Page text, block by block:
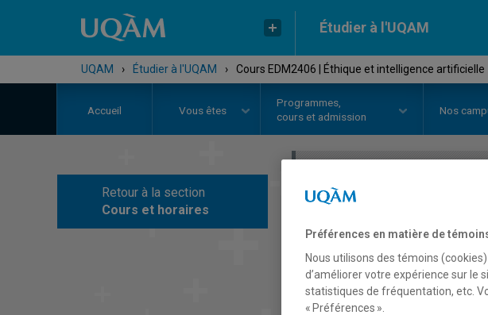
Étudier à l'UQAM
UQAM › Étudier à l'UQAM › Cours EDM2406 | Éthique et intelligence artificielle
Accueil Vous êtes
Programmes,
cours et admission
Nos
Retour à la section
Cours et horaires
COURS
Description
Préférences en matière de
Nous utilisons des témoins
d’améliorer votre expérience sur le
statistiques de fréquentation, etc.
« Préférences ».